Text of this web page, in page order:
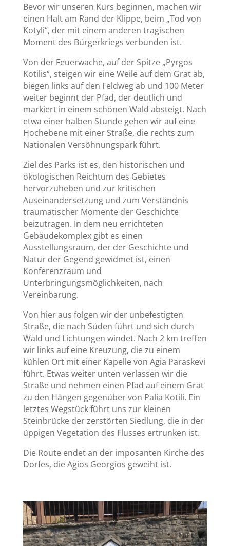
Bevor wir unseren Kurs beginnen, machen wir
einen Halt am Rand der Klippe, beim „Tod von
Kotyli“, der mit einem anderen tragischen
Moment des Bürgerkriegs verbunden ist.
Von der Feuerwache, auf der Spitze „Pyrgos
Kotilis“, steigen wir eine Weile auf dem Grat ab,
biegen links auf den Feldweg ab und 100 Meter
weiter beginnt der Pfad, der deutlich und
markiert in einem schönen Wald absteigt. Nach
etwa einer halben Stunde gehen wir auf eine
Hochebene mit einer Straße, die rechts zum
Nationalen Versöhnungspark führt.
Ziel des Parks ist es, den historischen und
ökologischen Reichtum des Gebietes
hervorzuheben und zur kritischen
Auseinandersetzung und zum Verständnis
traumatischer Momente der Geschichte
beizutragen. In dem neu errichteten
Gebäudekomplex gibt es einen
Ausstellungsraum, der der Geschichte und
Natur der Gegend gewidmet ist, einen
Konferenzraum und
Unterbringungsmöglichkeiten, nach
Vereinbarung.
Von hier aus folgen wir der unbefestigten
Straße, die nach Süden führt und sich durch
Wald und Lichtungen windet. Nach 2 km treffen
wir links auf eine Kreuzung, die zu einem
kühlen Ort mit einer Kapelle von Agia Paraskevi
führt. Etwas weiter unten verlassen wir die
Straße und nehmen einen Pfad auf einem Grat
zu den Hängen gegenüber von Palia Kotili. Ein
letztes Wegstück führt uns zur kleinen
Steinbrücke der zerstörten Siedlung, die in der
üppigen Vegetation des Flusses ertrunken ist.
Die Route endet an der imposanten Kirche des
Dorfes, die Agios Georgios geweiht ist.